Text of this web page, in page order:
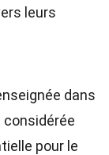
leurs
dans
pour le